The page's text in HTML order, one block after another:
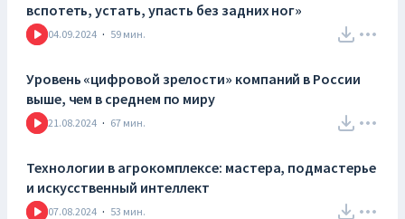
вспотеть, устать, упасть без задних ног»
04.09.2024 · 59 мин.
Уровень «цифровой зрелости» компаний в России
выше, чем в среднем по миру
21.08.2024 · 67 мин.
Технологии в агрокомплексе: мастера, подмастерье
и искусственный интеллект
07.08.2024 · 53 мин.